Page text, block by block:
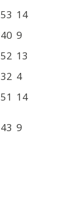
53 14
40 9
52 13
32 4
51 14
43 9